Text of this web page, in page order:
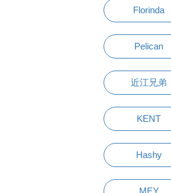
Florinda
Pelican
近江兄弟
KENT
Hashy
MEY